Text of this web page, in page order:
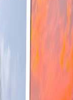
with an agent
for